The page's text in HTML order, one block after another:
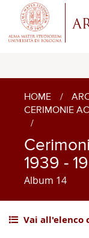
HOME /
CERIMONIE
/
1939 -
Album 14
Vai all'elenco